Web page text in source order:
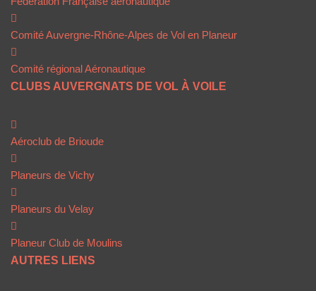
Comité Auvergne-Rhône-Alpes de Vol en Planeur
Comité régional Aéronautique
CLUBS AUVERGNATS DE VOL À VOILE
Aéroclub de Brioude
Planeurs de Vichy
Planeurs du Velay
Planeur Club de Moulins
AUTRES LIENS